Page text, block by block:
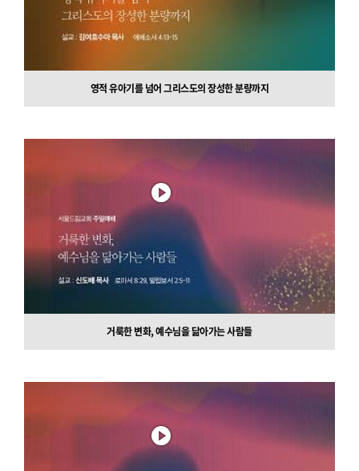
영적 유아기를 넘어 그리스도의 장성한 분량까지
거룩한 변화, 예수님을 닮아가는 사람들